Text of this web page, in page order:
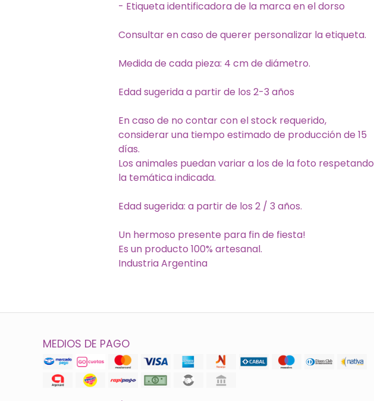
- Etiqueta identificadora de la marca en el dorso
Consultar en caso de querer personalizar la etiqueta.
Medida de cada pieza: 4 cm de diámetro.
Edad sugerida a partir de los 2-3 años
En caso de no contar con el stock requerido,
considerar una tiempo estimado de producción de 15
días.
Los animales puedan variar a los de la foto respetando
la temática indicada.
Edad sugerida: a partir de los 2 / 3 años.
Un hermoso presente para fin de fiesta!
Es un producto 100% artesanal.
Industria Argentina
MEDIOS DE PAGO